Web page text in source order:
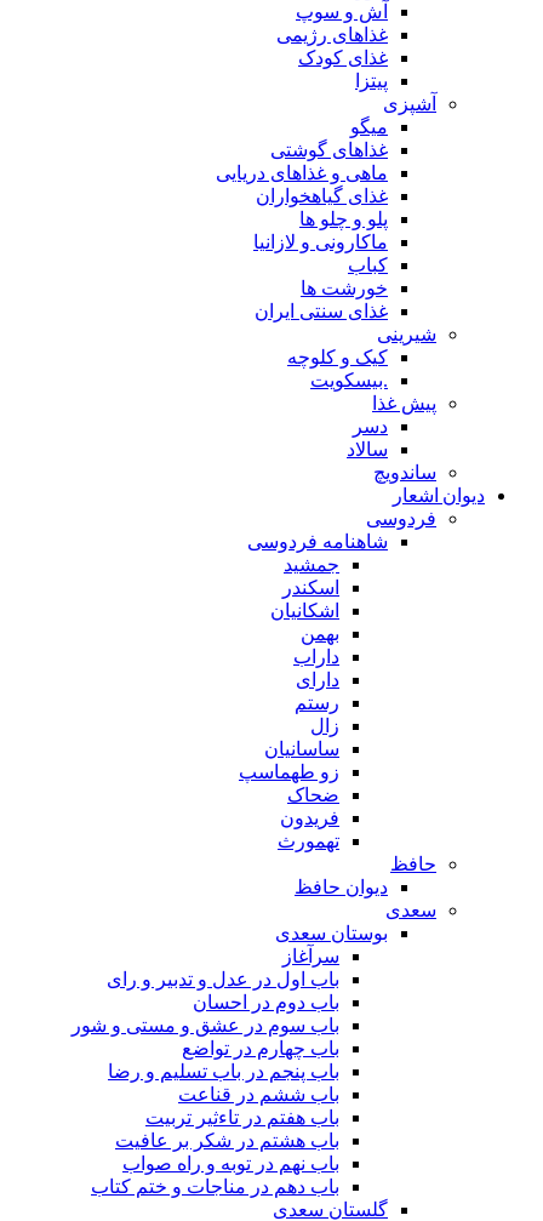
آش و سوپ
غذاهای رژیمی
غذای کودک
پیتزا
آشپزی
میگو
غذاهای گوشتی
ماهی و غذاهای دریایی
غذای گیاهخواران
پلو و چلو ها
ماکارونی و لازانیا
کباب
خورشت ها
غذای سنتی ایران
شیرینی
کیک و کلوچه
.بیسکویت
پیش غذا
دسر
سالاد
ساندویچ
دیوان اشعار
فردوسی
شاهنامه فردوسی
جمشید
اسکندر
اشکانیان
بهمن
داراب
دارای
رستم
زال
ساسانیان
زو طهماسپ‏
ضحاک
فریدون
تهمورث
حافظ
دیوان حافظ
سعدی
بوستان سعدی
سرآغاز
باب اول در عدل و تدبیر و رای
باب دوم در احسان
باب سوم در عشق و مستی و شور
باب چهارم در تواضع
باب پنجم در باب تسلیم و رضا
باب ششم در قناعت
باب هفتم در تاءثیر تربیت
باب هشتم در شکر بر عافیت
باب نهم در توبه و راه صواب
باب دهم در مناجات و ختم کتاب
گلستان سعدی